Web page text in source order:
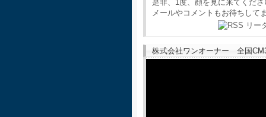
是非、1度、顔を見に来てくださ
メールやコメントもお待ちして
株式会社ワンオーナー 全国